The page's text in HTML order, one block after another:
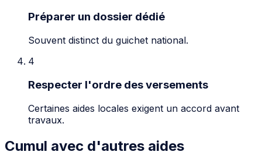
Préparer un dossier dédié
Souvent distinct du guichet national.
4
Respecter l'ordre des versements
Certaines aides locales exigent un accord avant
travaux.
Cumul avec d'autres aides